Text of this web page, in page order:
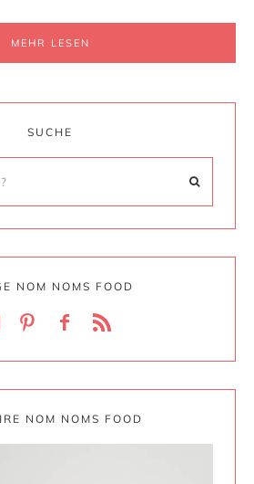
MEHR LESEN
SUCHE
NOM NOMS FOOD
NOM NOMS FOOD